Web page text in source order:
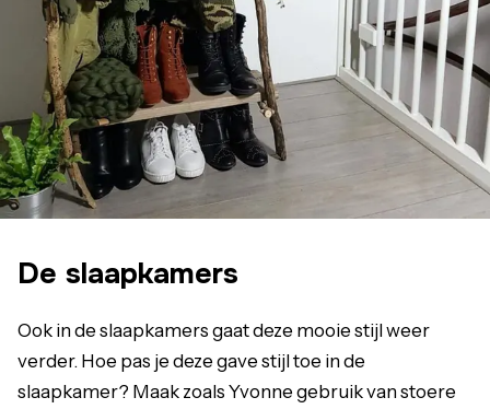
De slaapkamers
Ook in de slaapkamers gaat deze mooie stijl weer
verder. Hoe pas je deze gave stijl toe in de
slaapkamer? Maak zoals Yvonne gebruik van stoere